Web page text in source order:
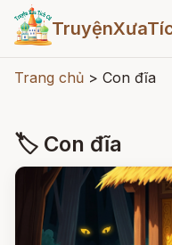
Trang chủ > Con đĩa
🏷 Con đĩa